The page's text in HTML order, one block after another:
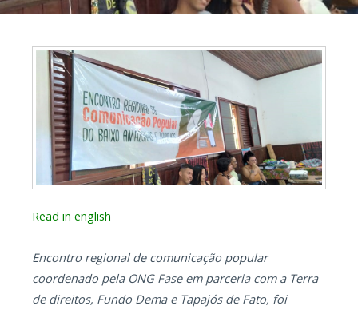
Read in english
Encontro regional de comunicação popular
coordenado pela ONG Fase em parceria com a Terra
de direitos, Fundo Dema e Tapajós de Fato, foi